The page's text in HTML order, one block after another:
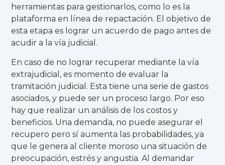
herramientas para gestionarlos, como lo es la
plataforma en línea de repactación. El objetivo de
esta etapa es lograr un acuerdo de pago antes de
acudir a la vía judicial.
En caso de no lograr recuperar mediante la vía
extrajudicial, es momento de evaluar la
tramitación judicial. Esta tiene una serie de gastos
asociados, y puede ser un proceso largo. Por eso
hay que realizar un análisis de los costos y
beneficios. Una demanda, no puede asegurar el
recupero pero sí aumenta las probabilidades, ya
que le genera al cliente moroso una situación de
preocupación, estrés y angustia. Al demandar